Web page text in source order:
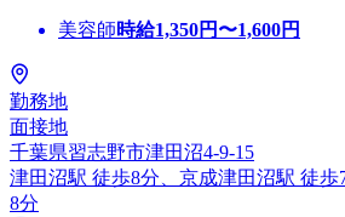
美容師時給1,350円〜1,600円
勤務地
面接地
千葉県習志野市津田沼4-9-15
津田沼駅 徒歩8分、京成津田沼駅 徒
8分